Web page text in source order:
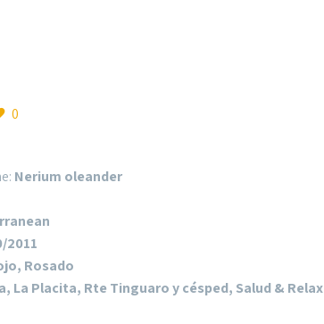
0
Nerium oleander
2011
Rosado
La Placita, Rte Tinguaro y césped, Salud & Relax